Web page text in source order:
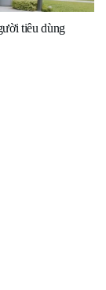
tiêu dùng